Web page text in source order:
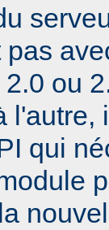
ou
l'autre,
qui